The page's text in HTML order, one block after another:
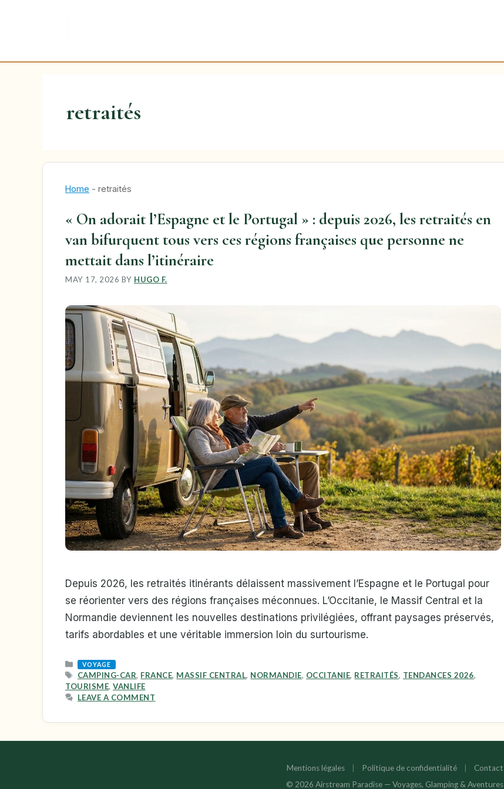
retraités
Home - retraités
« On adorait l’Espagne et le Portugal » : depuis 2026, les retraités en
van bifurquent tous vers ces régions françaises que personne ne
mettait dans l’itinéraire
MAY 17, 2026 BY HUGO F.
Depuis 2026, les retraités itinérants délaissent massivement l’Espagne et le Portugal pour
se réorienter vers des régions françaises méconnues. L’Occitanie, le Massif Central et la
Normandie deviennent les nouvelles destinations privilégiées, offrant paysages préservés,
tarifs abordables et une véritable immersion loin du surtourisme.
CATEGORIES
VOYAGE
TAGS
CAMPING-CAR, FRANCE, MASSIF CENTRAL, NORMANDIE, OCCITANIE, RETRAITÉS, TENDANCES 2026,
TOURISME, VANLIFE
LEAVE A COMMENT
Mentions légales Politique de confidentialité
Contact
© 2026 Airstream Paradise — Voyages, Glamping & Aventures